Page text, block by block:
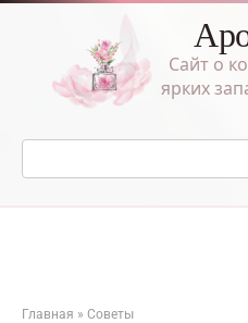
Перейти
Сайт о
ярких
Поиск:
Главная » Советы